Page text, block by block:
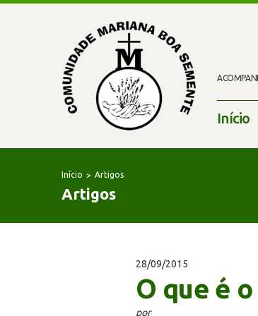
Início
Início Artigos
Artigos
28/09/2015
O que é
por